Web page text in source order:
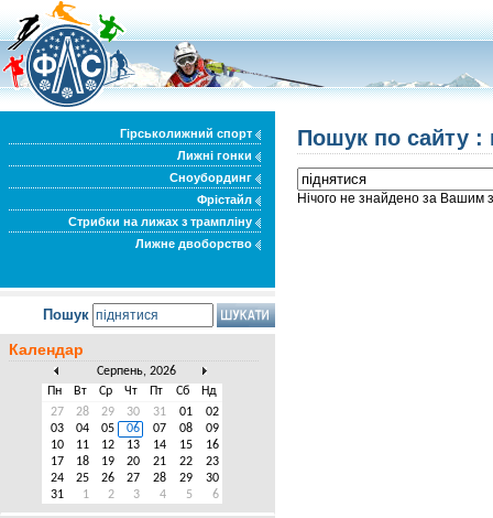
Гірськолижний спорт
Лижні гонки
Сноубординг
Фрістайл
Стрибки на лижах з трампліну
Лижне двоборство
Пошук
Календар
Серпень, 2026
Пн
Вт Ср Чт Пт Сб
Нд
27
28 29 30 31 01
02
03
04 05 06 07 08
09
10
11 12 13 14 15
16
17
18 19 20 21 22
23
24
25 26 27 28 29
30
31
1 2 3 4 5 6
Пошук по сайту :
Нічого не знайдено за Вашим